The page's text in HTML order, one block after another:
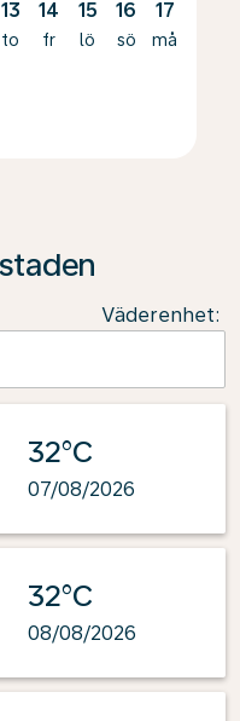
13
to
14
fr
15
lö
16
sö
17
må
Väderenhet:
32°C
07/08/2026
32°C
08/08/2026